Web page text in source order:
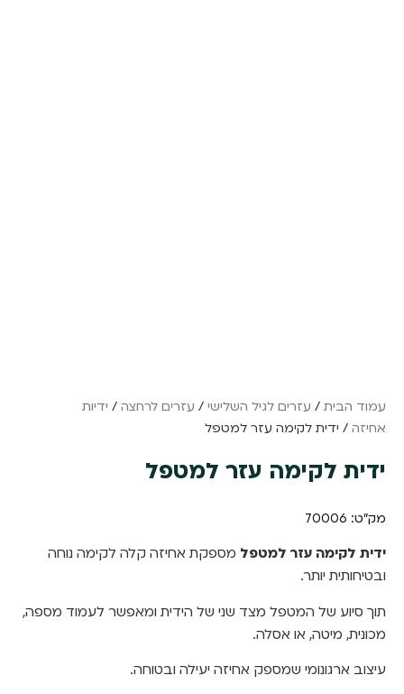
עמוד הבית / עזרים לגיל השלישי / עזרים לרחצה / ידיות
אחיזה / ידית לקימה עזר למטפל
ידית לקימה עזר למטפל
מק"ט: 70006
ידית לקימה עזר למטפל מספקת אחיזה קלה לקימה נוחה
ובטיחותית יותר.
תוך סיוע של המטפל מצד שני של הידית ומאפשר לעמוד מספה,
מכונית, מיטה, או אסלה.
עיצוב ארגונומי שמספק אחיזה יעילה ובטוחה.